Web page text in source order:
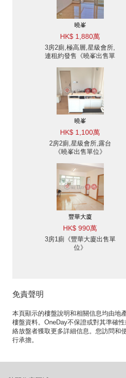
曉峯
HK$ 1,880萬
3房2廁,極高層,星級會所,
連租約發售《曉峯出售單
曉峯
HK$ 1,100萬
2房2廁,星級會所,露台
《曉峯出售單位》
豐華大廈
HK$ 990萬
3房1廁《豐華大廈出售單
位》
免責聲明
本頁顯示的樓盤說明和相關信息均由地
樓盤資料。OneDay不保證或對其準確
絡放盤者獲取更多詳細信息。您訪問和
行承擔。